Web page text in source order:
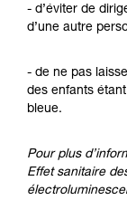
- d’éviter de
d’une autre
- de ne pas
des enfants
bleue.
Pour plus
Effet sanitaire